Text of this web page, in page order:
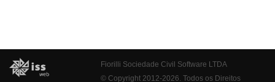
Fiorilli Sociedade Civil Software LTDA
© Copyright 2012-2026. Todos os Direitos